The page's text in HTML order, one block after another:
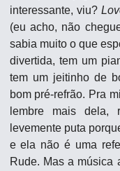
interessante, viu?
(eu acho, não
sabia muito o que
divertida, tem um
tem um jeitinho de
bom pré-refrão. Pra
lembre mais dela,
levemente puta
e ela não é uma
Rude. Mas a música